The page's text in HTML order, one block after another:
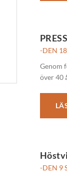
-DEN
Genom
över 40
-DEN 9